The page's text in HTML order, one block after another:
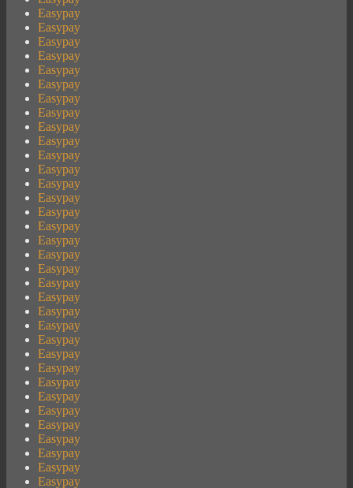
Easypay
Easypay
Easypay
Easypay
Easypay
Easypay
Easypay
Easypay
Easypay
Easypay
Easypay
Easypay
Easypay
Easypay
Easypay
Easypay
Easypay
Easypay
Easypay
Easypay
Easypay
Easypay
Easypay
Easypay
Easypay
Easypay
Easypay
Easypay
Easypay
Easypay
Easypay
Easypay
Easypay
Easypay